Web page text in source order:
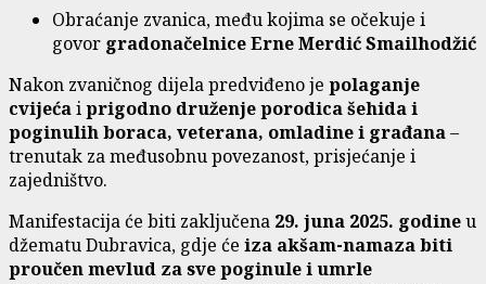
Obraćanje zvanica, među kojima se očekuje i
govor gradonačelnice Erne Merdić Smailhodžić
Nakon zvaničnog dijela predviđeno je polaganje
cvijećaiprigodno druženje porodica šehida i
poginulih boraca, veterana, omladine i građana–
trenutak za međusobnu povezanost, prisjećanje i
zajedništvo.
Manifestacija će biti zaključena 29. juna 2025. godineu
džematu Dubravica, gdje će iza akšam-namaza biti
proučen mevlud za sve poginule i umrle